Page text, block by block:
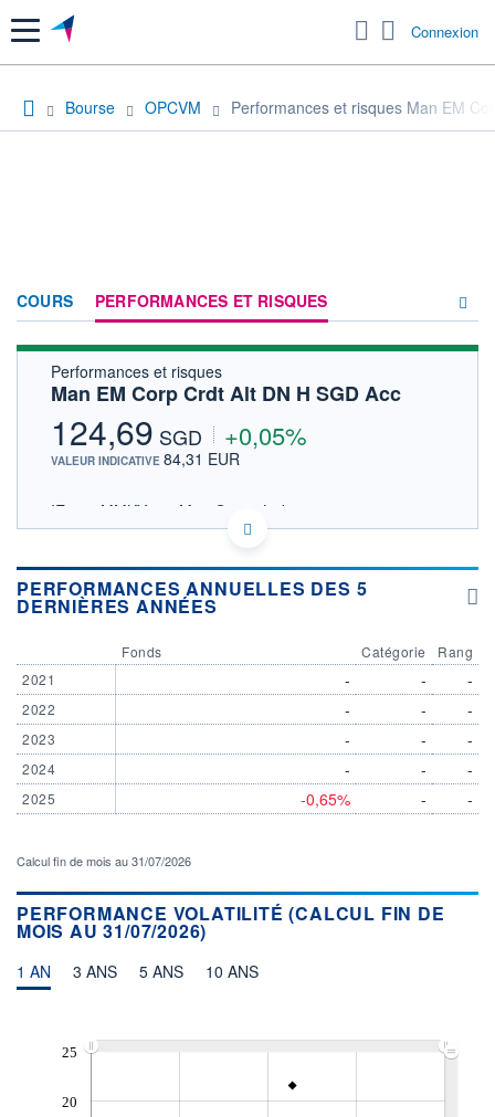
Menu Connexion
Bourse OPCVM Performances et risques Man EM
COURS PERFORMANCES ET RISQUES
FORUM
Performances et risques
Man EM Corp Crdt Alt DN H SGD Acc
124,69 SGD +0,05%
VALEUR INDICATIVE 84,31 EUR
IE0002MMKY14 - Man Group Ltd
OPCVM DERNIER COURS CONNU AU 05/08/2026
03/12 08/04
CATÉGORIE MORNINGSTAR
Obligations Autres
ÉLIGIBILITÉ
PEA PEA-PME BOURSOVIE LUX
BOURSOVIE
CTO BUSINESS
NOTATION MORNINGSTAR ⁽¹⁾
PERFORMANCES ANNUELLES DES 5
DERNIÈRES ANNÉES
2021
2022
2023
2024
2025
Fonds
-
-
-
-
-0,65%
Catégorie
-
-
-
-
-
Rang
-
-
-
-
-
Calcul fin de mois au 31/07/2026
PERFORMANCE VOLATILITÉ (CALCUL FIN DE
MOIS AU 31/07/2026)
1 AN 3 ANS 5 ANS 10 ANS
20
25